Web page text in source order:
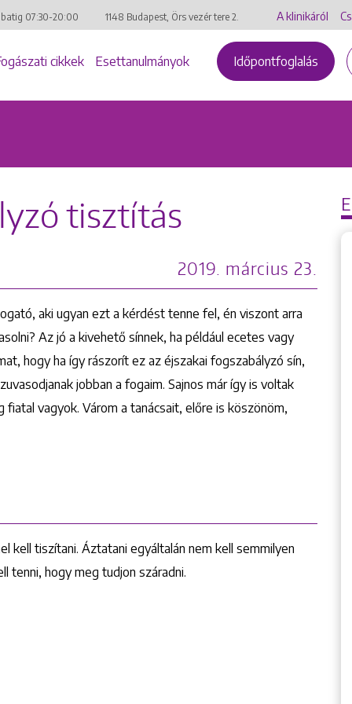
07:30-20:00 1148 Budapest, Örs vezér tere 2. A klinikáról
cikkek Esettanulmányok Időpontfoglalás
tisztítás
2019. március 23.
aki ugyan ezt a kérdést tenne fel, én viszont arra
Az jó a kivehető sínnek, ha például ecetes vagy
hogy ha így rászorít ez az éjszakai fogszabályzó sín,
jobban a fogaim. Sajnos már így is voltak
vagyok. Várom a tanácsait, előre is köszönöm,
tiszítani. Áztatani egyáltalán nem kell semmilyen
tenni, hogy meg tudjon száradni.